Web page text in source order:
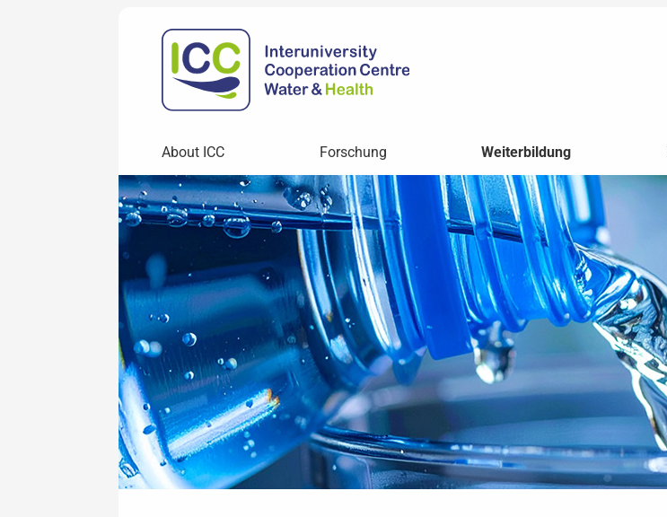
About ICC Forschung Weiterbildung